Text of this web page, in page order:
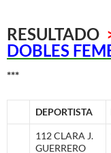
RESULTADO
DOBLES
***
DEPORTISTA
112 CLARA J.
GUERRERO